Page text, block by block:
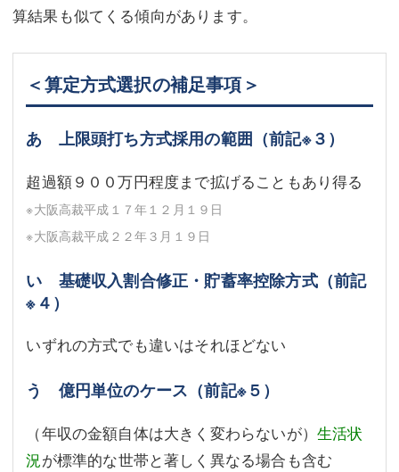
算結果も似てくる傾向があります。
＜算定方式選択の補足事項＞
あ 上限頭打ち方式採用の範囲（前記※３）
超過額９００万円程度まで拡げることもあり得る
※大阪高裁平成１７年１２月１９日
※大阪高裁平成２２年３月１９日
い 基礎収入割合修正・貯蓄率控除方式（前記
※４）
いずれの方式でも違いはそれほどない
う 億円単位のケース（前記※５）
（年収の金額自体は大きく変わらないが） 生活状
況が標準的な世帯と著しく異なる場合も含む